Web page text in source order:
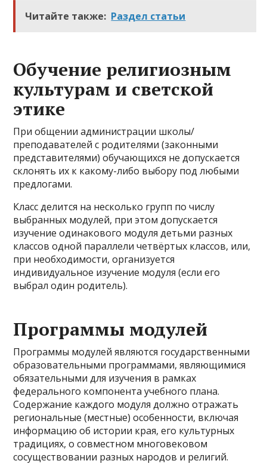
Читайте также: Раздел статьи
Обучение религиозным
культурам и светской
этике
При общении администрации школы/
преподавателей с родителями (законными
представителями) обучающихся не допускается
склонять их к какому-либо выбору под любыми
предлогами.
Класс делится на несколько групп по числу
выбранных модулей, при этом допускается
изучение одинакового модуля детьми разных
классов одной параллели четвёртых классов, или,
при необходимости, организуется
индивидуальное изучение модуля (если его
выбрал один родитель).
Программы модулей
Программы модулей являются государственными
образовательными программами, являющимися
обязательными для изучения в рамках
федерального компонента учебного плана.
Содержание каждого модуля должно отражать
региональные (местные) особенности, включая
информацию об истории края, его культурных
традициях, о совместном многовековом
сосуществовании разных народов и религий.